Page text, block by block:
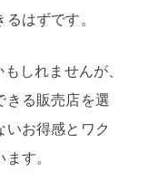
はずです。
きる販売店を選
お得感とワク
す。